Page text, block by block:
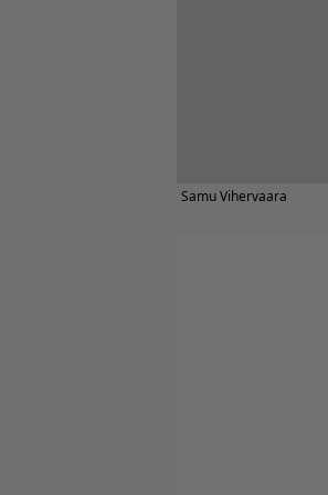
Samu Vihervaara